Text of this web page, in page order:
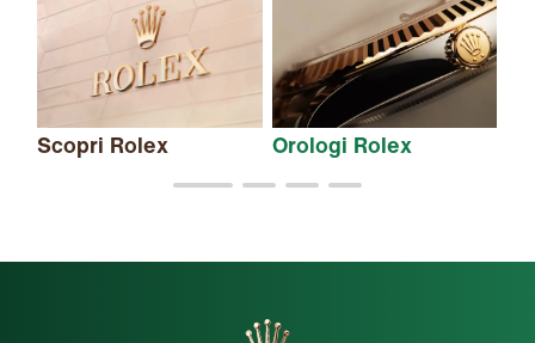
Scopri Rolex Orologi Rolex